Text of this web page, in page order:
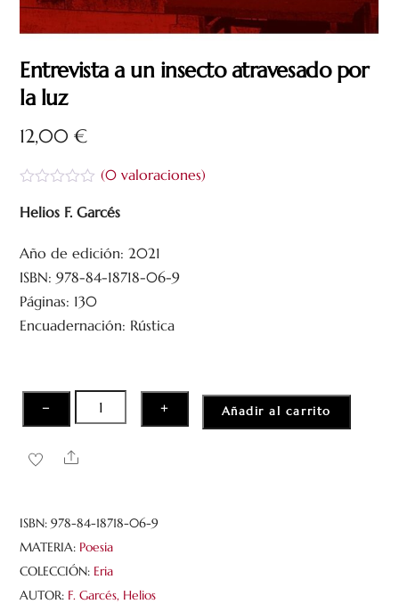
Entrevista a un insecto atravesado por
la luz
12,00€
a
r
d
o
c
o
5
(0valoraciones)
Helios F. Garcés
Año de edición: 2021
ISBN: 978-84-18718-06-9
Páginas: 130
Encuadernación: Rústica
−
Entrevista
a
un
por
la
luz
cantidad
+ Añadir al carrito
Share
ISBN:978-84-18718-06-9
MATERIA: Poesia
COLECCIÓN: Eria
AUTOR: F. Garcés, Helios